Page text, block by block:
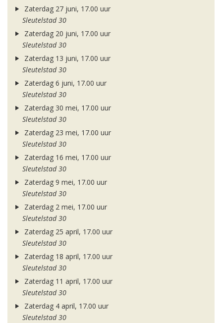
Zaterdag 27 juni, 17.00 uur
Sleutelstad 30
Zaterdag 20 juni, 17.00 uur
Sleutelstad 30
Zaterdag 13 juni, 17.00 uur
Sleutelstad 30
Zaterdag 6 juni, 17.00 uur
Sleutelstad 30
Zaterdag 30 mei, 17.00 uur
Sleutelstad 30
Zaterdag 23 mei, 17.00 uur
Sleutelstad 30
Zaterdag 16 mei, 17.00 uur
Sleutelstad 30
Zaterdag 9 mei, 17.00 uur
Sleutelstad 30
Zaterdag 2 mei, 17.00 uur
Sleutelstad 30
Zaterdag 25 april, 17.00 uur
Sleutelstad 30
Zaterdag 18 april, 17.00 uur
Sleutelstad 30
Zaterdag 11 april, 17.00 uur
Sleutelstad 30
Zaterdag 4 april, 17.00 uur
Sleutelstad 30